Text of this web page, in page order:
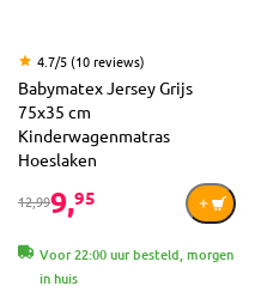
4.7/5 (10 reviews)
Babymatex Jersey Grijs
75x35 cm
Kinderwagenmatras
Hoeslaken
12,999,95
Voor 22:00 uur besteld, morgen
in huis